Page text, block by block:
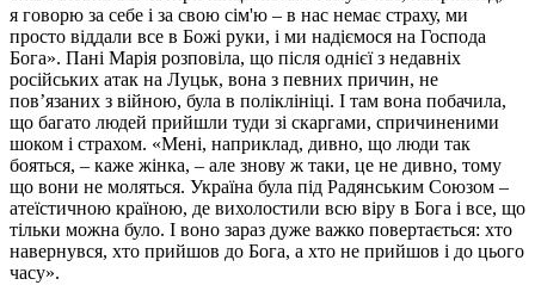
я говорю за себе і за свою сім'ю – в нас немає страху, ми
просто віддали все в Божі руки, і ми надіємося на Господа
Бога». Пані Марія розповіла, що після однієї з недавніх
російських атак на Луцьк, вона з певних причин, не
пов’язаних з війною, була в поліклініці. І там вона побачила,
що багато людей прийшли туди зі скаргами, спричиненими
шоком і страхом. «Мені, наприклад, дивно, що люди так
бояться, – каже жінка, – але знову ж таки, це не дивно, тому
що вони не моляться. Україна була під Радянським Союзом –
атеїстичною країною, де вихолостили всю віру в Бога і все, що
тільки можна було. І воно зараз дуже важко повертається: хто
навернувся, хто прийшов до Бога, а хто не прийшов і до цього
часу».